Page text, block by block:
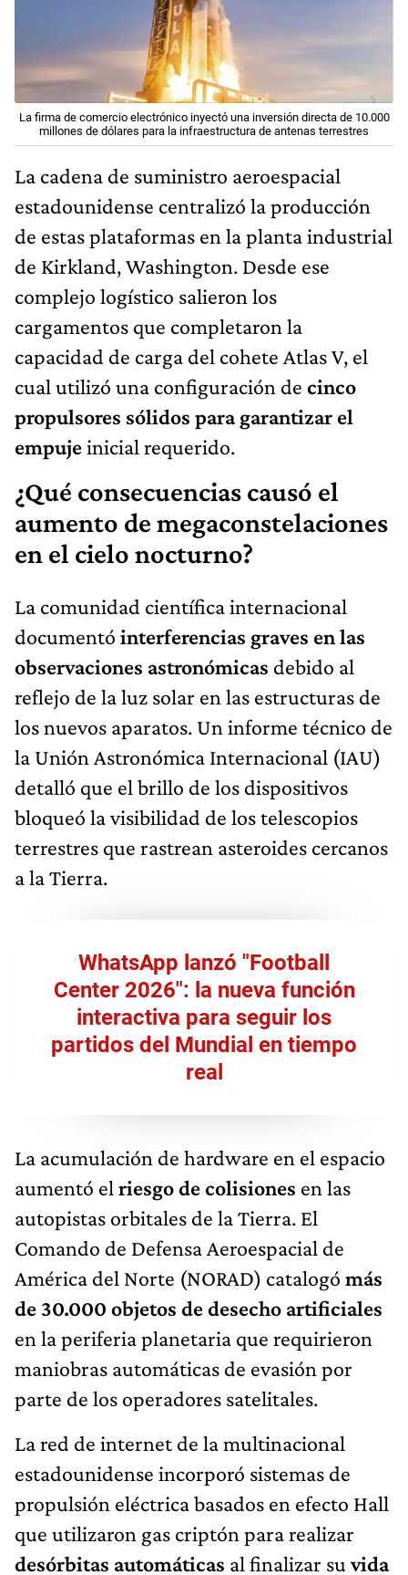
La firma de comercio electrónico inyectó una inversión directa de 10.000
millones de dólares para la infraestructura de antenas terrestres
La cadena de suministro aeroespacial
estadounidense centralizó la producción
de estas plataformas en la planta industrial
de Kirkland, Washington. Desde ese
complejo logístico salieron los
cargamentos que completaron la
capacidad de carga del cohete Atlas V, el
cual utilizó una configuración de cinco
propulsores sólidos para garantizar el
empujeinicial requerido.
¿Qué consecuencias causó el
aumento de megaconstelaciones
en el cielo nocturno?
La comunidad científica internacional
documentó interferencias graves en las
observaciones astronómicas debido al
reflejo de la luz solar en las estructuras de
los nuevos aparatos. Un informe técnico de
la Unión Astronómica Internacional (IAU)
detalló que el brillo de los dispositivos
bloqueó la visibilidad de los telescopios
terrestres que rastrean asteroides cercanos
a la Tierra.
WhatsApp lanzó "Football
Center 2026": la nueva función
interactiva para seguir los
partidos del Mundial en tiempo
real
La acumulación de hardware en el espacio
aumentó el riesgo de colisiones en las
autopistas orbitales de la Tierra. El
Comando de Defensa Aeroespacial de
América del Norte (NORAD) catalogó más
de 30.000 objetos de desecho artificiales
en la periferia planetaria que requirieron
maniobras automáticas de evasión por
parte de los operadores satelitales.
La red de internet de la multinacional
estadounidense incorporó sistemas de
propulsión eléctrica basados en efecto Hall
que utilizaron gas criptón para realizar
desórbitas automáticas al finalizar suvida